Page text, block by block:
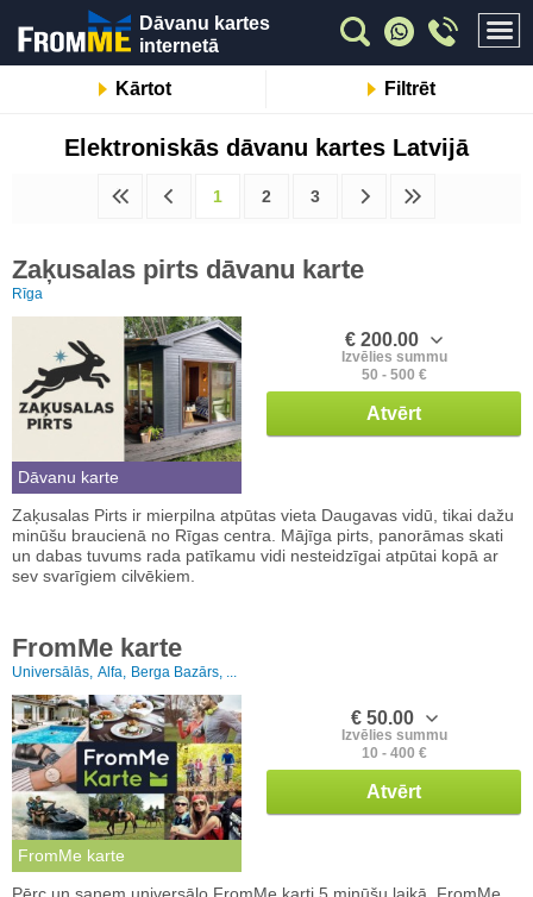
Dāvanu kartes
internetā
Kārtot Filtrēt
Elektroniskās dāvanu kartes Latvijā
1 2 3
Zaķusalas pirts dāvanu karte
Rīga
Dāvanu karte
€ 200.00
Izvēlies summu
50 - 500 €
Atvērt
Zaķusalas Pirts ir mierpilna atpūtas vieta Daugavas vidū, tikai dažu
minūšu braucienā no Rīgas centra. Mājīga pirts, panorāmas skati
un dabas tuvums rada patīkamu vidi nesteidzīgai atpūtai kopā ar
sev svarīgiem cilvēkiem.
FromMe karte
Universālās, Alfa, Berga Bazārs, ...
FromMe karte
€ 50.00
Izvēlies summu
10 - 400 €
Atvērt